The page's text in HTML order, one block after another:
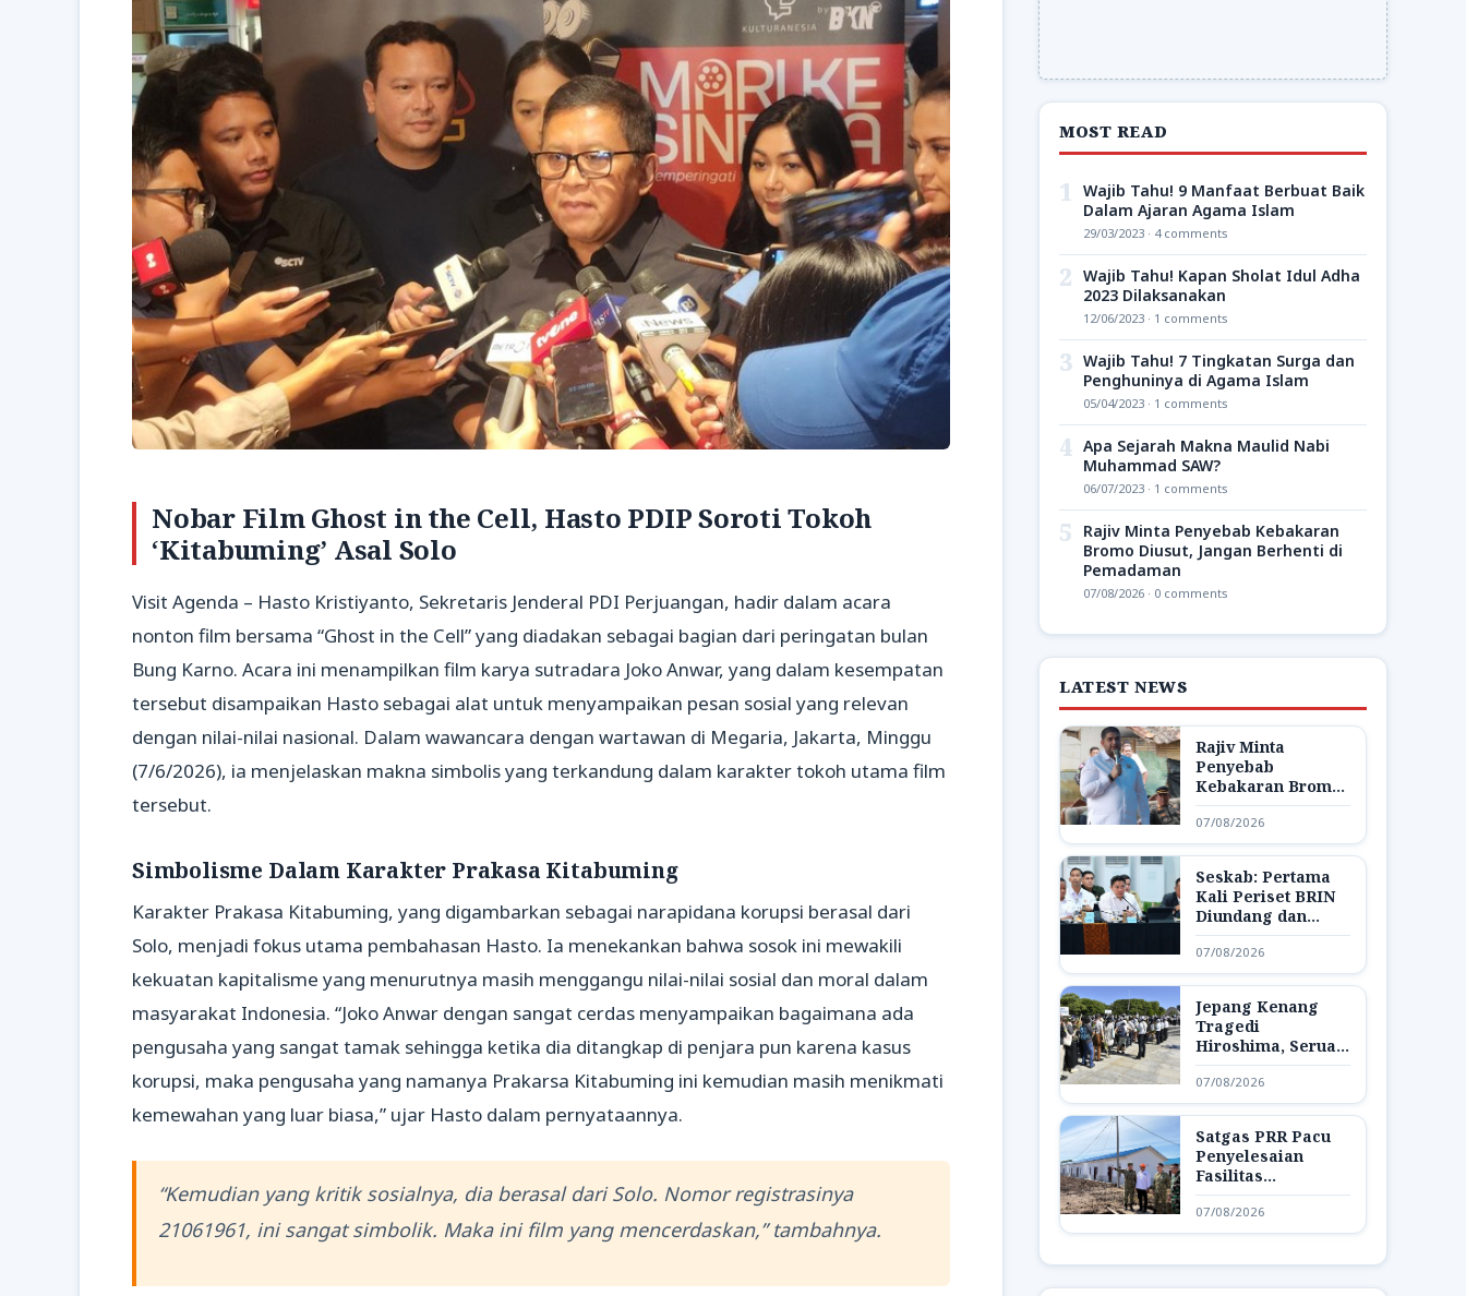
Nobar Film Ghost in the Cell, Hasto PDIP Soroti Tokoh
‘Kitabuming’ Asal Solo
Visit Agenda – Hasto Kristiyanto, Sekretaris Jenderal PDI Perjuangan, hadir dalam acara
nonton film bersama “Ghost in the Cell” yang diadakan sebagai bagian dari peringatan bulan
Bung Karno. Acara ini menampilkan film karya sutradara Joko Anwar, yang dalam kesempatan
tersebut disampaikan Hasto sebagai alat untuk menyampaikan pesan sosial yang relevan
dengan nilai-nilai nasional. Dalam wawancara dengan wartawan di Megaria, Jakarta, Minggu
(7/6/2026), ia menjelaskan makna simbolis yang terkandung dalam karakter tokoh utama film
tersebut.
Simbolisme Dalam Karakter Prakasa Kitabuming
Karakter Prakasa Kitabuming, yang digambarkan sebagai narapidana korupsi berasal dari
Solo, menjadi fokus utama pembahasan Hasto. Ia menekankan bahwa sosok ini mewakili
kekuatan kapitalisme yang menurutnya masih menggangu nilai-nilai sosial dan moral dalam
masyarakat Indonesia. “Joko Anwar dengan sangat cerdas menyampaikan bagaimana ada
pengusaha yang sangat tamak sehingga ketika dia ditangkap di penjara pun karena kasus
korupsi, maka pengusaha yang namanya Prakarsa Kitabuming ini kemudian masih menikmati
kemewahan yang luar biasa,” ujar Hasto dalam pernyataannya.
“Kemudian yang kritik sosialnya, dia berasal dari Solo. Nomor registrasinya
21061961, ini sangat simbolik. Maka ini film yang mencerdaskan,” tambahnya.
MOST READ
1 Wajib Tahu! 9 Manfaat Berbuat Baik
Dalam Ajaran Agama Islam
29/03/2023 · 4 comments
2 Wajib Tahu! Kapan Sholat Idul Adha
2023 Dilaksanakan
12/06/2023 · 1 comments
3 Wajib Tahu! 7 Tingkatan Surga dan
Penghuninya di Agama Islam
05/04/2023 · 1 comments
4 Apa Sejarah Makna Maulid Nabi
Muhammad SAW?
06/07/2023 · 1 comments
5
Rajiv Minta Penyebab Kebakaran
Bromo Diusut, Jangan Berhenti di
Pemadaman
07/08/2026 · 0 comments
LATEST NEWS
Rajiv Minta
Penyebab
Kebakaran Bromo
Diusut, Jangan
Berhenti di
Pemadaman
07/08/2026
Seskab: Pertama
Kali Periset BRIN
Diundang dan
Pamerkan Hasil
Riset di Istana
07/08/2026
Jepang Kenang
Tragedi
Hiroshima, Seruan
Dunia Bebas
Senjata Nuklir
Menggema
07/08/2026
Satgas PRR Pacu
Penyelesaian
Fasilitas
Pendukung Huntap
di Aceh Tamiang
07/08/2026